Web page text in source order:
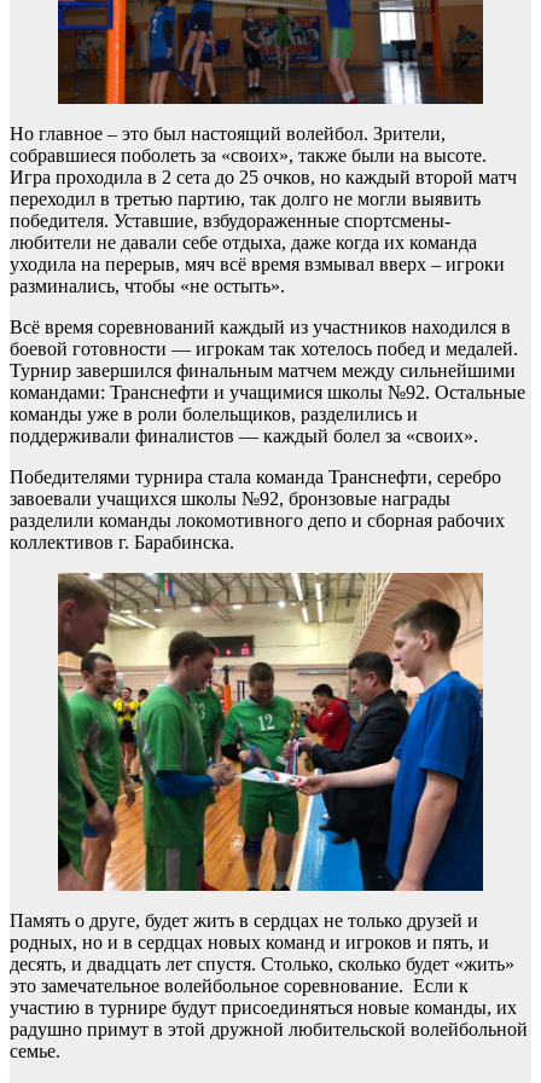
Но главное – это был настоящий волейбол. Зрители,
собравшиеся поболеть за «своих», также были на высоте.
Игра проходила в 2 сета до 25 очков, но каждый второй матч
переходил в третью партию, так долго не могли выявить
победителя. Уставшие, взбудораженные спортсмены-
любители не давали себе отдыха, даже когда их команда
уходила на перерыв, мяч всё время взмывал вверх – игроки
разминались, чтобы «не остыть».
Всё время соревнований каждый из участников находился в
боевой готовности — игрокам так хотелось побед и медалей.
Турнир завершился финальным матчем между сильнейшими
командами: Транснефти и учащимися школы №92. Остальные
команды уже в роли болельщиков, разделились и
поддерживали финалистов — каждый болел за «своих».
Победителями турнира стала команда Транснефти, серебро
завоевали учащихся школы №92, бронзовые награды
разделили команды локомотивного депо и сборная рабочих
коллективов г. Барабинска.
Память о друге, будет жить в сердцах не только друзей и
родных, но и в сердцах новых команд и игроков и пять, и
десять, и двадцать лет спустя. Столько, сколько будет «жить»
это замечательное волейбольное соревнование. Если к
участию в турнире будут присоединяться новые команды, их
радушно примут в этой дружной любительской волейбольной
семье.